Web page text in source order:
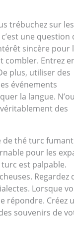
trébuchez sur les
une question
sincère pour
combler. Entrez
plus, utiliser des
événements
la langue.
des
de thé turc
pour les
est palpable.
Regardez
Lorsque
répondre. Créez
souvenirs de